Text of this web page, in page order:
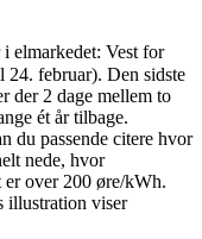
elmarkedet: Vest for
24. februar). Den sidste
der 2 dage mellem to
ét år tilbage.
du passende citere hvor
nede, hvor
er over 200 øre/kWh.
illustration viser